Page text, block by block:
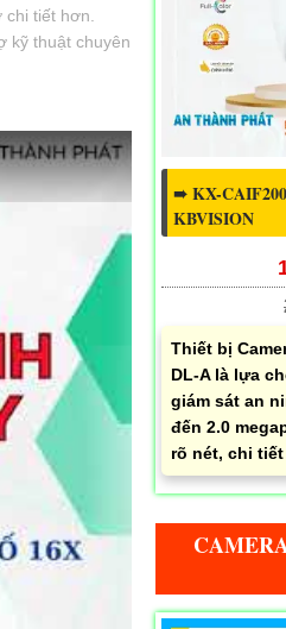
tiết hơn.
kỹ thuật chuyên
IPC-GS7EP-5M0WE
➠ KX-
KBVISION
Thiết bị
DL-A là lựa
giám sát an
đến 2.0
rõ nét, chi tiết